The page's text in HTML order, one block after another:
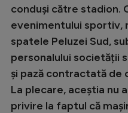
Handbal
Natație
Formula 1
Gimnastică
Auto
conduși către stadion.
evenimentului sportiv,
spatele Peluzei Sud,
personalului societății
și pază contractată de
La plecare, aceștia nu
privire la faptul că